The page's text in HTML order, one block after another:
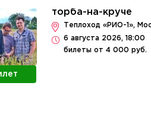
торба-на-круче
Теплоход «РИО-1»,
6 августа 2026, 18:00
билеты от 4 000 руб.